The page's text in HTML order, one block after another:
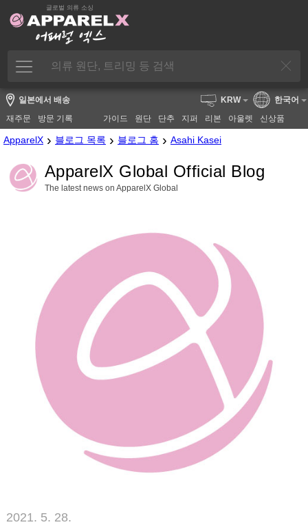
글로벌 의류 소싱
일본에서 배송
재주문
방문 기록 가이드 원단 단추 지퍼 리본 아울렛 신상품
KRW 한국어
ApparelX › 블로그 목록 › 블로그 홈 › Asahi Kasei
ApparelX Global Official Blog
The latest news on ApparelX Global
2021. 5. 28.